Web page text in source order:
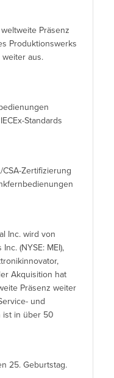
Präsenz
Produktionswerks
weiter aus.
Standards
Zertifizierung
Inc. wird von
(NYSE: MEI),
Akquisition hat
Präsenz weiter
und
ist in über 50
25. Geburtstag.